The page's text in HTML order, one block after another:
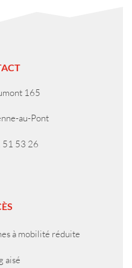
165
au-Pont
51 53 26
à mobilité réduite
aisé